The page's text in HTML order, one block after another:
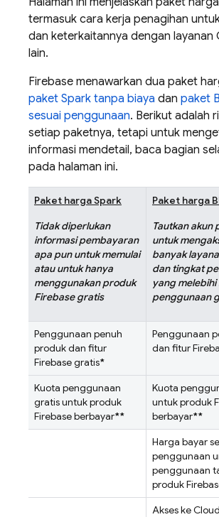
termasuk cara kerja penagihan
dan keterkaitannya dengan layanan
lain.
Firebase menawarkan dua paket
paket Spark tanpa biaya dan paket
sesuai penggunaan. Berikut adalah
setiap paketnya, tetapi untuk
informasi mendetail, baca bagian
pada halaman ini.
Paket harga Spark
Tidak diperlukan
informasi pembayaran
apa pun untuk memulai
atau untuk hanya
menggunakan produk
Firebase gratis
Paket harga
Tautkan akun
untuk
banyak
dan tingkat
yang melebihi
penggunaan
Penggunaan penuh
produk dan fitur
Firebase gratis*
Penggunaan
dan fitur
Kuota penggunaan
gratis untuk produk
Firebase berbayar**
Kuota
untuk produk
berbayar**
Harga bayar
penggunaan
penggunaan
produk
Akses ke